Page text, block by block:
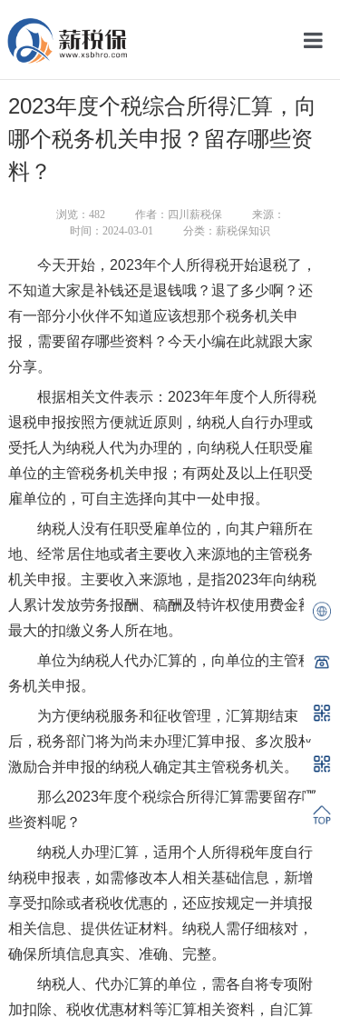
网
2023年度个税综合所得汇算，向
哪个税务机关申报？留存哪些资
料？
浏览： 482 作者：四川薪税保
来源：
时间：2024-03-01
分类：薪税保知识
今天开始，2023年个人所得税开始退税了，
不知道大家是补钱还是退钱哦？退了多少啊？还
有一部分小伙伴不知道应该想那个税务机关申
报，需要留存哪些资料？今天小编在此就跟大家
分享。
根据相关文件表示：2023年年度个人所得税
退税申报按照方便就近原则，纳税人自行办理或
受托人为纳税人代为办理的，向纳税人任职受雇
单位的主管税务机关申报；有两处及以上任职受
雇单位的，可自主选择向其中一处申报。
纳税人没有任职受雇单位的，向其户籍所在
地、经常居住地或者主要收入来源地的主管税务
机关申报。主要收入来源地，是指2023年向纳税
人累计发放劳务报酬、稿酬及特许权使用费金额
最大的扣缴义务人所在地。
单位为纳税人代办汇算的，向单位的主管税
务机关申报。
为方便纳税服务和征收管理，汇算期结束
后，税务部门将为尚未办理汇算申报、多次股权
激励合并申报的纳税人确定其主管税务机关。
那么2023年度个税综合所得汇算需要留存哪
些资料呢？
纳税人办理汇算，适用个人所得税年度自行
纳税申报表，如需修改本人相关基础信息，新增
享受扣除或者税收优惠的，还应按规定一并填报
相关信息、提供佐证材料。纳税人需仔细核对，
确保所填信息真实、准确、完整。
纳税人、代办汇算的单位，需各自将专项附
加扣除、税收优惠材料等汇算相关资料，自汇算